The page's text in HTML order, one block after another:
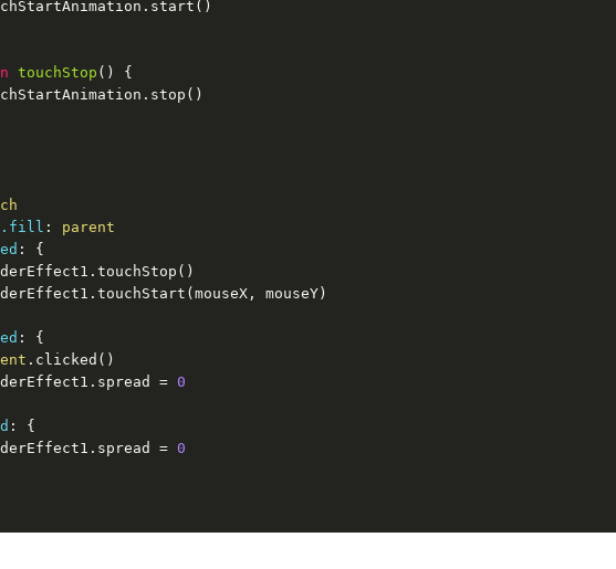
touchStop ( ) {
: parent
: {
mouseY)
: {
.clicked()
=
0
: {
=
0